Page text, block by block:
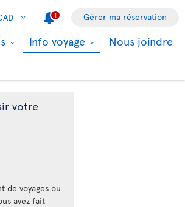
1 Gérer ma réservation
Info voyage Nous joindre
votre
de voyages ou
avez fait